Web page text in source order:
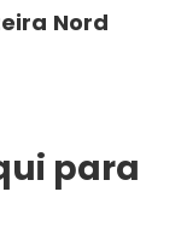
Nord
para